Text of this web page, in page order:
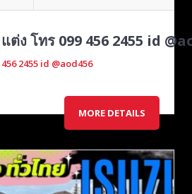
ต่ง โทร 099 456 2455 id
2455 id @aod456
MORE DETAILS